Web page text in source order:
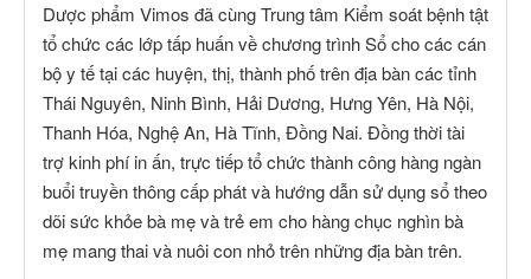
Dược phẩm Vimos đã cùng Trung tâm Kiểm soát bệnh tật
tổ chức các lớp tấp huấn về chương trình Sổ cho các cán
bộ y tế tại các huyện, thị, thành phố trên địa bàn các tỉnh
Thái Nguyên, Ninh Bình, Hải Dương, Hưng Yên, Hà Nội,
Thanh Hóa, Nghệ An, Hà Tĩnh, Đồng Nai. Đồng thời tài
trợ kinh phí in ấn, trực tiếp tổ chức thành công hàng ngàn
buổi truyền thông cấp phát và hướng dẫn sử dụng sổ theo
dõi sức khỏe bà mẹ và trẻ em cho hàng chục nghìn bà
mẹ mang thai và nuôi con nhỏ trên những địa bàn trên.